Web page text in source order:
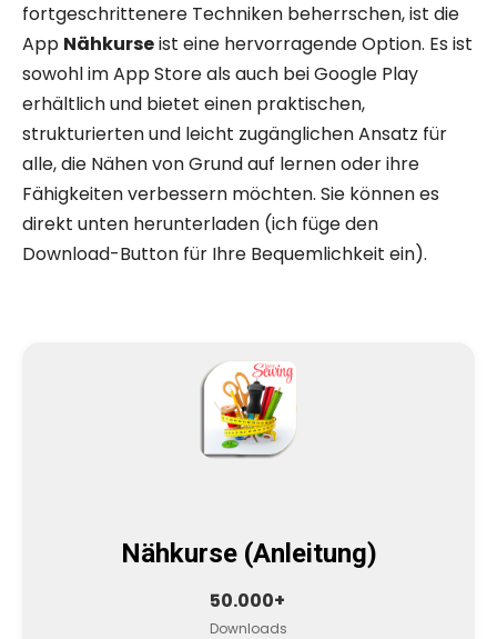
fortgeschrittenere Techniken beherrschen, ist die
App Nähkurseist eine hervorragende Option. Es ist
sowohl im App Store als auch bei Google Play
erhältlich und bietet einen praktischen,
strukturierten und leicht zugänglichen Ansatz für
alle, die Nähen von Grund auf lernen oder ihre
Fähigkeiten verbessern möchten. Sie können es
direkt unten herunterladen (ich füge den
Download-Button für Ihre Bequemlichkeit ein).
Nähkurse (Anleitung)
50.000+
Downloads